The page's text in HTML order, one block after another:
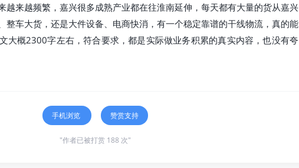
越来越频繁，嘉兴很多成熟产业都在往淮南延伸，每天都有大量的货从嘉兴
整车大货，还是大件设备、电商快消，有一个稳定靠谱的干线物流，真的能
大概2300字左右，符合要求，都是实际做业务积累的真实内容，也没有夸
手机浏览 赞赏支持
"作者已被打赏 188 次"